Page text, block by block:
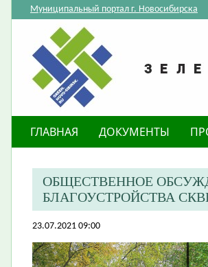
Муниципальный портал г. Новосибирска
ГЛАВНАЯ ДОКУМЕНТЫ
ОБЩЕСТВЕННОЕ
БЛАГОУСТРОЙСТВА
23.07.2021 09:00